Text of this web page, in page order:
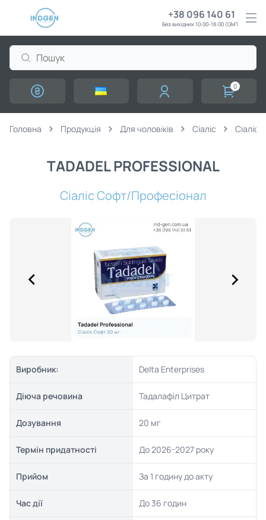
+38 096 140 61 61
Без вихідних 10:00-18:00 (GMT+3)
0
Головна Продукція Для чоловіків Сіаліс Сiалiс
TADADEL PROFESSIONAL
Сiалiс Софт/Професіонал
Виробник: Delta Enterprises
Діюча речовина Тадалафіл Цитрат
Дозування 20 мг
Термін придатності До 2026-2027 року
Прийом За 1 годину до акту
Час дії До 36 годин